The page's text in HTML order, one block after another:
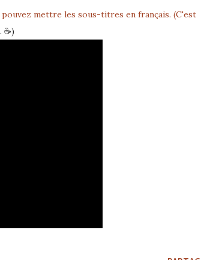
mettre les sous-titres en français. (C'est
☕️)